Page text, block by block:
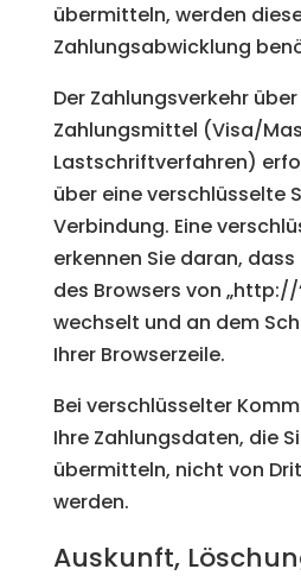
übermitteln, werden
Zahlungsabwicklung
Der Zahlungsverkehr
Zahlungsmittel (Visa/
Lastschriftverfahren)
über eine verschlüsselte
Verbindung. Eine
erkennen Sie daran,
des Browsers von
wechselt und an dem
Ihrer Browserzeile.
Bei verschlüsselter
Ihre Zahlungsdaten, die
übermitteln, nicht von
werden.
Auskunft,